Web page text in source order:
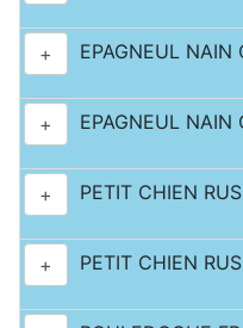
+ EPAGNEUL NAIN
+ EPAGNEUL NAIN
+ PETIT CHIEN
+ PETIT CHIEN